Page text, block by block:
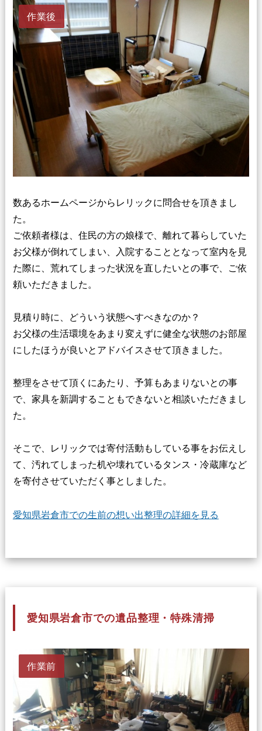
作業後
数あるホームページからレリックに問合せを頂きまし
た。
ご依頼者様は、住民の方の娘様で、離れて暮らしていた
お父様が倒れてしまい、入院することとなって室内を見
た際に、荒れてしまった状況を直したいとの事で、ご依
頼いただきました。
見積り時に、どういう状態へすべきなのか？
お父様の生活環境をあまり変えずに健全な状態のお部屋
にしたほうが良いとアドバイスさせて頂きました。
整理をさせて頂くにあたり、予算もあまりないとの事
で、家具を新調することもできないと相談いただきまし
た。
そこで、レリックでは寄付活動もしている事をお伝えし
て、汚れてしまった机や壊れているタンス・冷蔵庫など
を寄付させていただく事としました。
愛知県岩倉市での生前の想い出整理の詳細を見る
愛知県岩倉市での遺品整理・特殊清掃
作業前